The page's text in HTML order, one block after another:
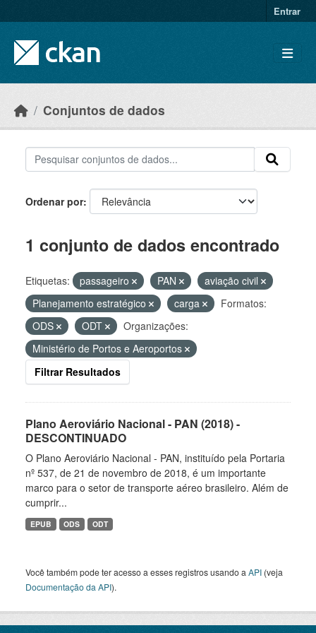
Entrar
Conjuntos de dados
Ordenar por
1 conjunto de dados encontrado
Etiquetas: passageiro PAN
aviação civil
Planejamento estratégico
carga
Formatos:
ODS
ODT
Organizações:
Ministério de Portos e Aeroportos
Filtrar Resultados
Plano Aeroviário Nacional - PAN (2018) -
DESCONTINUADO
O Plano Aeroviário Nacional - PAN, instituído pela Portaria
nº 537, de 21 de novembro de 2018, é um importante
marco para o setor de transporte aéreo brasileiro. Além de
cumprir...
EPUB ODS ODT
Você também pode ter acesso a esses registros usando a API (veja
Documentação da API).